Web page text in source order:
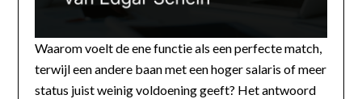
Waarom voelt de ene functie als een perfecte match,
terwijl een andere baan met een hoger salaris of meer
status juist weinig voldoening geeft? Het antwoord